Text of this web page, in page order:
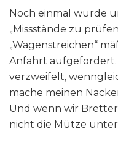
Noch einmal wurde
„Missstände zu
„Wagenstreichen“
Anfahrt aufgefordert.
verzweifelt,
mache meinen
Und wenn wir
nicht die Mütze unter